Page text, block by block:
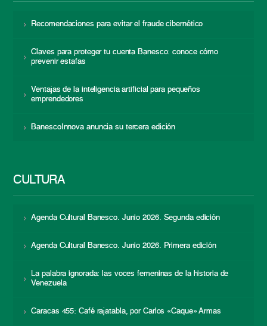
Recomendaciones para evitar el fraude cibernético
Claves para proteger tu cuenta Banesco: conoce cómo
prevenir estafas
Ventajas de la inteligencia artificial para pequeños
emprendedores
BanescoInnova anuncia su tercera edición
CULTURA
Agenda Cultural Banesco. Junio 2026. Segunda edición
Agenda Cultural Banesco. Junio 2026. Primera edición
La palabra ignorada: las voces femeninas de la historia de
Venezuela
Caracas 455: Café rajatabla, por Carlos «Caque» Armas